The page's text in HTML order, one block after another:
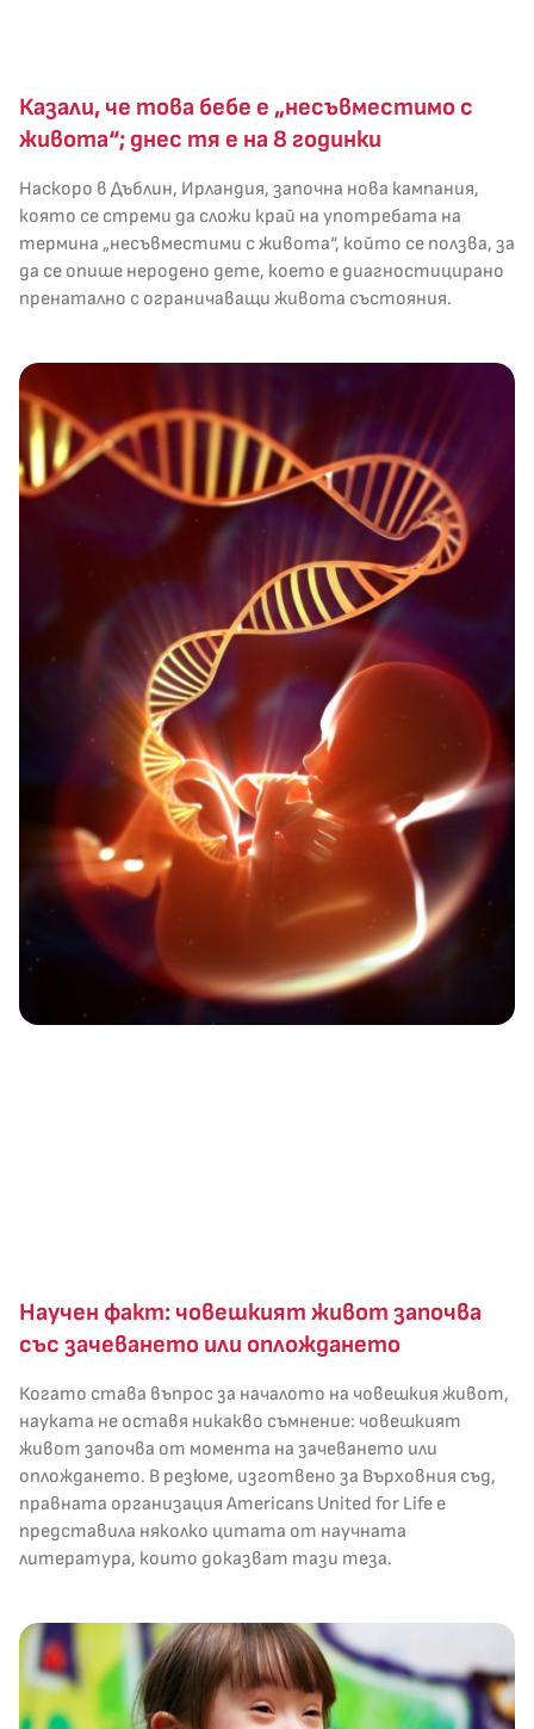
Казали, че това бебе е „несъвместимо с
живота“; днес тя е на 8 годинки
Наскоро в Дъблин, Ирландия, започна нова кампания,
която се стреми да сложи край на употребата на
термина „несъвместими с живота“, който се ползва, за
да се опише неродено дете, което е диагностицирано
пренатално с ограничаващи живота състояния.
Научен факт: човешкият живот започва
със зачеването или оплождането
Когато става въпрос за началото на човешкия живот,
науката не оставя никакво съмнение: човешкият
живот започва от момента на зачеването или
оплождането. В резюме, изготвено за Върховния съд,
правната организация Americans United for Life е
представила няколко цитата от научната
литература, които доказват тази теза.